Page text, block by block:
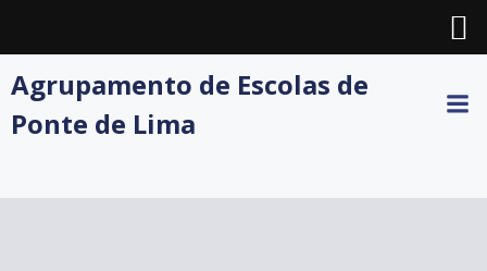
to
Agrupamento de Escolas de
Ponte de Lima